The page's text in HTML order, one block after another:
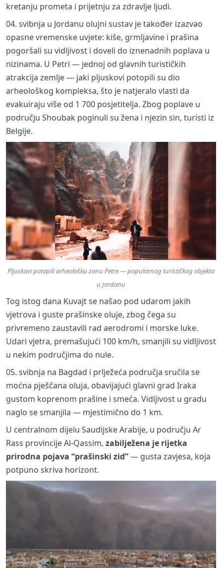
kretanju prometa i prijetnju za zdravlje ljudi.
04. svibnja u Jordanu olujni sustav je također izazvao
opasne vremenske uvjete: kiše, grmljavine i prašina
pogoršali su vidljivost i doveli do iznenadnih poplava u
nizinama. U Petri — jednoj od glavnih turističkih
atrakcija zemlje — jaki pljuskovi potopili su dio
arheološkog kompleksa, što je natjeralo vlasti da
evakuiraju više od 1 700 posjetitelja. Zbog poplave u
području Shoubak poginuli su žena i njezin sin, turisti iz
Belgije.
Pljuskovi potopili arheološku zonu Petre — popularnog turističkog objekta
u Jordanu
Tog istog dana Kuvajt se našao pod udarom jakih
vjetrova i guste prašinske oluje, zbog čega su
privremeno zaustavili rad aerodromi i morske luke.
Udari vjetra, premašujući 100 km/h, smanjili su vidljivost
u nekim područjima do nule.
05. svibnja na Bagdad i prlježeća područja sručila se
moćna pješčana oluja, obavijajući glavni grad Iraka
gustom koprenom prašine i smeća. Vidljivost u gradu
naglo se smanjila — mjestimično do 1 km.
U centralnom dijelu Saudijske Arabije, u području Ar
Rass provincije Al-Qassim, zabilježena je rijetka
prirodna pojava “prašinski zid”— gusta zavjesa, koja
potpuno skriva horizont.